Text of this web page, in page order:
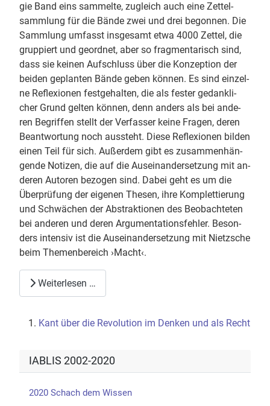
gie Band eins sam­mel­te, zu­gleich auch eine Zet­tel­
samm­lung für die Bände zwei und drei be­gon­nen. Die
Samm­lung um­fasst ins­ge­samt etwa 4000 Zet­tel, die
grup­piert und ge­ord­net, aber so frag­men­ta­risch sind,
dass sie kei­nen Auf­schluss über die Kon­zep­ti­on der
bei­den ge­plan­ten Bände geben kön­nen. Es sind ein­zel­
ne Re­fle­xio­nen fest­ge­hal­ten, die als fes­ter ge­dank­li­
cher Grund gel­ten kön­nen, denn an­ders als bei an­de­
ren Be­grif­fen stellt der Ver­fas­ser keine Fra­gen, deren
Be­ant­wor­tung noch aus­steht. Diese Re­fle­xio­nen bil­den
einen Teil für sich. Au­ßer­dem gibt es zu­sam­men­hän­
gen­de No­ti­zen, die auf die Aus­ein­an­der­set­zung mit an­
de­ren Au­to­ren be­zo­gen sind. Dabei geht es um die
Über­prü­fung der ei­ge­nen The­sen, ihre Kom­plet­tie­rung
und Schwä­chen der Abs­trak­tio­nen des Be­ob­ach­te­ten
bei an­de­ren und deren Ar­gu­men­ta­ti­ons­feh­ler. Be­son­
ders in­ten­siv ist die Aus­ein­an­der­set­zung mit Nietz­sche
beim The­men­be­reich ›Macht‹.
Weiterlesen …
Kant über die Revolution im Denken und als Recht
IABLIS 2002-2020
2020 Schach dem Wissen